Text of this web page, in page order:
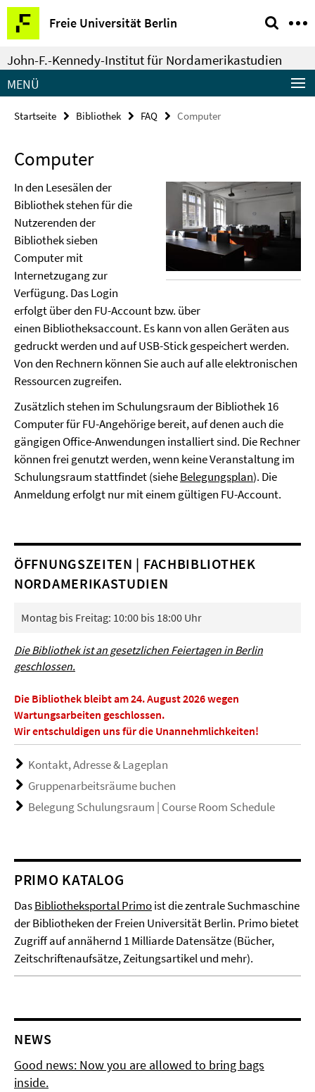
Springe
direkt
zu
Inhalt
Freie Universität Berlin
Service-
Navigation
John-F.-Kennedy-Institut für Nordamerikastudien
MENÜ
Startseite Bibliothek FAQ Computer
Computer
In den Lesesälen der
Bibliothek stehen für die
Nutzerenden der
Bibliothek sieben
Computer mit
Internetzugang zur
Verfügung. Das Login
erfolgt über den FU-Account bzw. über
einen Bibliotheksaccount. Es kann von allen Geräten aus
gedruckt werden und auf USB-Stick gespeichert werden.
Von den Rechnern können Sie auch auf alle elektronischen
Ressourcen zugreifen.
Zusätzlich stehen im Schulungsraum der Bibliothek 16
Computer für FU-Angehörige bereit, auf denen auch die
gängigen Office-Anwendungen installiert sind. Die Rechner
können frei genutzt werden, wenn keine Veranstaltung im
Schulungsraum stattfindet (sieheBelegungsplan). Die
Anmeldung erfolgt nur mit einem gültigen FU-Account.
ÖFFNUNGSZEITEN | FACHBIBLIOTHEK
NORDAMERIKASTUDIEN
Montag bis Freitag: 10:00 bis 18:00 Uhr
Die Bibliothek ist an gesetzlichen Feiertagen in Berlin
geschlossen.
Die Bibliothek bleibt am 24. August 2026 wegen
Wartungsarbeiten geschlossen.
Wir entschuldigen uns für die Unannehmlichkeiten!
Kontakt, Adresse & Lageplan
Gruppenarbeitsräume buchen
Belegung Schulungsraum | Course Room Schedule
PRIMO KATALOG
DasBibliotheksportal Primoist die zentrale Suchmaschine
der Bibliotheken der Freien Universität Berlin. Primo bietet
Zugriff auf annähernd 1 Milliarde Datensätze (Bücher,
Zeitschriftenaufsätze, Zeitungsartikel und mehr).
NEWS
Good news: Now you are allowed to bring bags
inside.